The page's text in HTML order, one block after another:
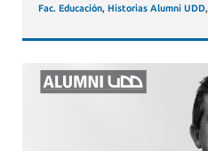
Fac. Educación, Historias Alumni UDD,